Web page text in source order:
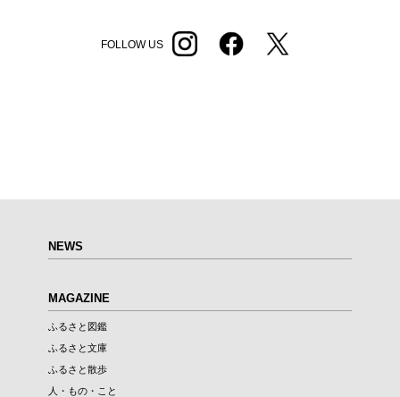
FOLLOW US
NEWS
MAGAZINE
ふるさと図鑑
ふるさと文庫
ふるさと散歩
人・もの・こと